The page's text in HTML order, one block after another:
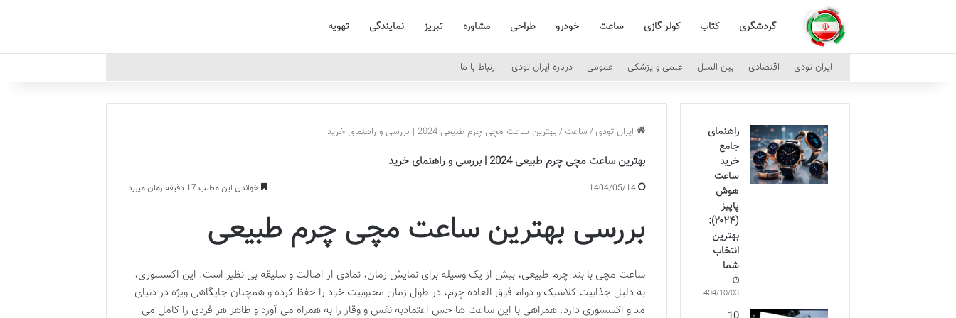
گردشگری کتاب کولر گازی ساعت خودرو طراحی مشاوره تبریز نمایندگی تهویه
ایران تودی اقتصادی بین الملل علمی و پزشکی عمومی درباره ایران تودی ارتباط با ما
ایران تودی / ساعت / بهترین ساعت مچی چرم طبیعی 2024 | بررسی و راهنمای خرید
بهترین ساعت مچی چرم طبیعی 2024 | بررسی و راهنمای خرید
1404/05/14 خواندن این مطلب 17 دقیقه زمان میبرد
بررسی بهترین ساعت مچی چرم طبیعی
ساعت مچی با بند چرم طبیعی، بیش از یک وسیله برای نمایش زمان، نمادی از اصالت و سلیقه بی نظیر است. این اکسسوری،
به دلیل جذابیت کلاسیک و دوام فوق العاده چرم، در طول زمان محبوبیت خود را حفظ کرده و همچنان جایگاهی ویژه در دنیای
مد و اکسسوری دارد. همراهی با این ساعت ها حس اعتمادبه نفس و وقار را به همراه می آورد و ظاهر هر فردی را کامل می
راهنمای
جامع
خرید
ساعت
هوش
پاپیز
(۲۰۲۴):
بهترین
انتخاب
شما
1404/10/03